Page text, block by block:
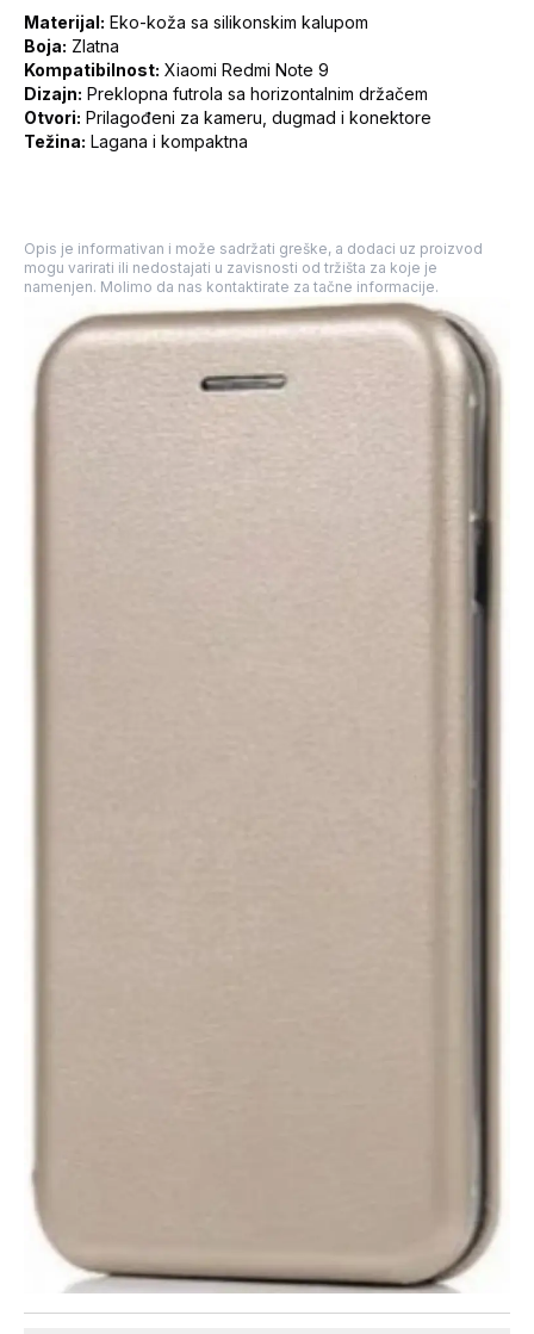
Materijal: Eko-koža sa silikonskim kalupom
Boja: Zlatna
Kompatibilnost: Xiaomi Redmi Note 9
Dizajn: Preklopna futrola sa horizontalnim držačem
Otvori: Prilagođeni za kameru, dugmad i konektore
Težina: Lagana i kompaktna
Opis je informativan i može sadržati greške, a dodaci uz proizvod
mogu varirati ili nedostajati u zavisnosti od tržišta za koje je
namenjen. Molimo da nas kontaktirate za tačne informacije.